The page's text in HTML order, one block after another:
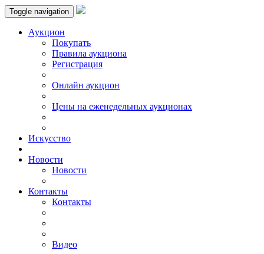
Toggle navigation
Аукцион
Пoкупать
Правила аукциона
Регистрация
Онлайн аукцион
Цены на еженедельных аукционах
Искусствo
Новости
Новости
Контакты
Контакты
Видео